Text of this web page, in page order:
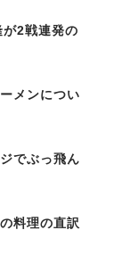
2戦連発の
メンについ
でぶっ飛ん
料理の直訳